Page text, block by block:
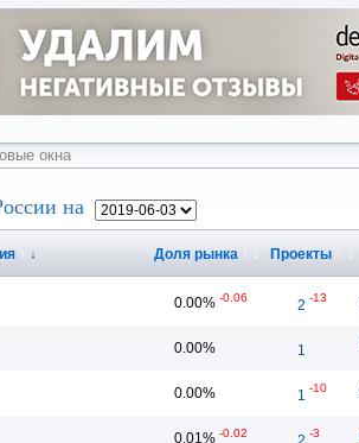
на
↓ Доля рынка Проекты
0.00% -0.06 2 -13
0.00% 1
0.00% 1 -10
0.01% -0.02 -3